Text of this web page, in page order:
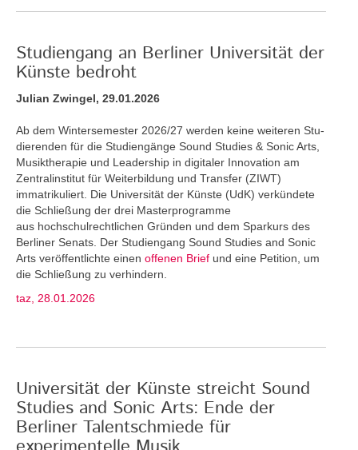
Studiengang an Berliner Universität der
Künste bedroht
Julian Zwingel, 29.01.2026
Ab dem Wintersemester 2026/27 werden keine weiteren Stu­
dierenden für die Studiengänge Sound Studies & Sonic Arts,
Musiktherapie und Leadership in digitaler Innovation am
Zentralinstitut für Weiterbildung und Transfer (ZIWT)
immatrikuliert. Die Universität der Künste (UdK) verkündete
die Schließung der drei Masterprogramme
aus hochschulrechtlichen Gründen und dem Sparkurs des
Berliner Senats. Der Studiengang Sound Studies and Sonic
Arts veröffentlichte einen offenen Brief und eine Petition, um
die Schließung zu verhindern.
taz, 28.01.2026
Universität der Künste streicht Sound
Studies and Sonic Arts: Ende der
Berliner Talentschmiede für